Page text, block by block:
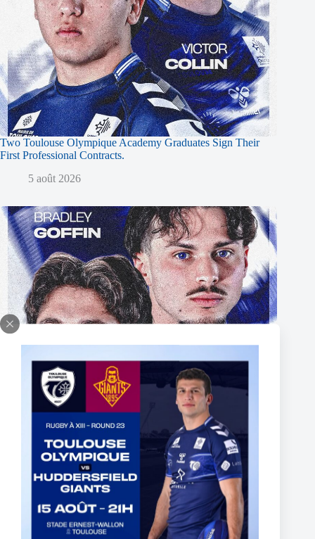
Two Toulouse Olympique Academy Graduates Sign Their
First Professional Contracts.
5 août 2026
Deux pensionnaires du centre de formation du Toulouse
Olympique signent leur premier contrat professionnel.
5 août 2026